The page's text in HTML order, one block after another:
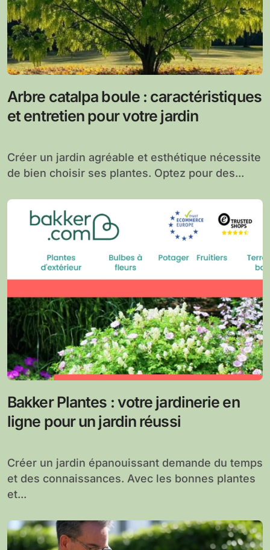
Arbre catalpa boule : caractéristiques
et entretien pour votre jardin
Créer un jardin agréable et esthétique nécessite
de bien choisir ses plantes. Optez pour des...
Bakker Plantes : votre jardinerie en
ligne pour un jardin réussi
Créer un jardin épanouissant demande du temps
et des connaissances. Avec les bonnes plantes
et...